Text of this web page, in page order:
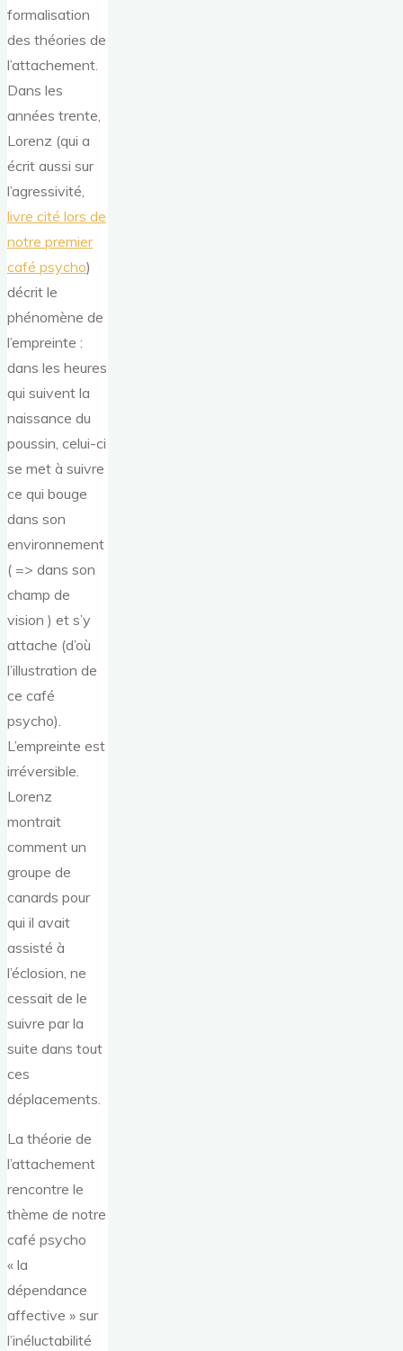
formalisation
des théories de
l’attachement.
Dans les
années trente,
Lorenz (qui a
écrit aussi sur
l’agressivité,
livre cité lors de
notre premier
café psycho)
décrit le
phénomène de
l’empreinte :
dans les heures
qui suivent la
naissance du
poussin, celui-ci
se met à suivre
ce qui bouge
dans son
environnement
( => dans son
champ de
vision ) et s’y
attache (d’où
l’illustration de
ce café
psycho).
L’empreinte est
irréversible.
Lorenz
montrait
comment un
groupe de
canards pour
qui il avait
assisté à
l’éclosion, ne
cessait de le
suivre par la
suite dans tout
ces
déplacements.
La théorie de
l’attachement
rencontre le
thème de notre
café psycho
« la
dépendance
affective » sur
l’inéluctabilité